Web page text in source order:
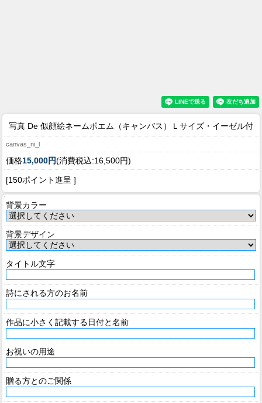
写真 De 似顔絵ネームポエム（キャンバス）Ｌサイズ・イーゼル付
canvas_ni_l
価格15,000円(消費税込:16,500円)
[150ポイント進呈 ]
背景カラー
背景デザイン
タイトル文字
詩にされる方のお名前
作品に小さく記載する日付と名前
お祝いの用途
贈る方とのご関係